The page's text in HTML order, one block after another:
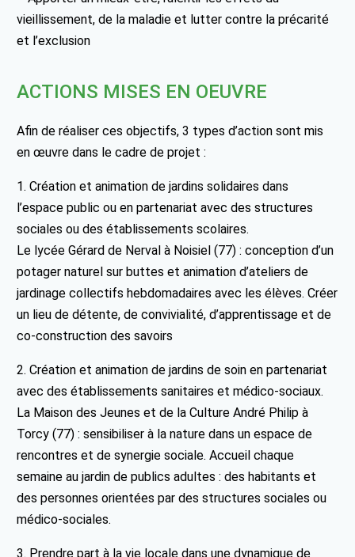
vieillissement, de la maladie et lutter contre la précarité
et l’exclusion
ACTIONS MISES EN OEUVRE
Afin de réaliser ces objectifs, 3 types d’action sont mis
en œuvre dans le cadre de projet :
1. Création et animation de jardins solidaires dans
l’espace public ou en partenariat avec des structures
sociales ou des établissements scolaires.
Le lycée Gérard de Nerval à Noisiel (77) : conception d’un
potager naturel sur buttes et animation d’ateliers de
jardinage collectifs hebdomadaires avec les élèves. Créer
un lieu de détente, de convivialité, d’apprentissage et de
co-construction des savoirs
2. Création et animation de jardins de soin en partenariat
avec des établissements sanitaires et médico-sociaux.
La Maison des Jeunes et de la Culture André Philip à
Torcy (77) : sensibiliser à la nature dans un espace de
rencontres et de synergie sociale. Accueil chaque
semaine au jardin de publics adultes : des habitants et
des personnes orientées par des structures sociales ou
médico-sociales.
3. Prendre part à la vie locale dans une dynamique de